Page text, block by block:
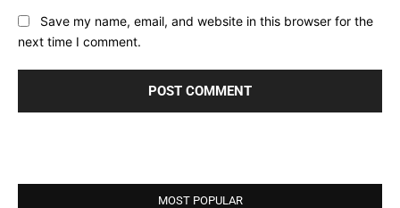
Save my name, email, and website in this browser for the
next time I comment.
MOST POPULAR